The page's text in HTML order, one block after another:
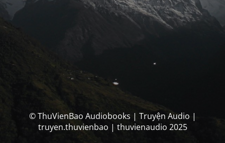
© ThuVienBao Audiobooks | Truyện Audio |
truyen.thuvienbao | thuvienaudio 2025